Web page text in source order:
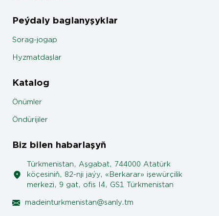
Peýdaly baglanyşyklar
Sorag-jogap
Hyzmatdaşlar
Katalog
Önümler
Öndürijiler
Biz bilen habarlaşyň
Türkmenistan, Aşgabat, 744000 Atatürk
köçesiniň, 82-nji jaýy, «Berkarar» işewürçilik
merkezi, 9 gat, ofis I4, GS1 Türkmenistan
madeinturkmenistan@sanly.tm